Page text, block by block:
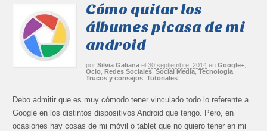
Cómo quitar los
álbumes picasa de mi
android
por Silvia Galiana el 30 septiembre, 2014 en Google+
Ocio ,Redes Sociales,Social Media,Tecnología
Trucos y consejos ,Tutoriales
Debo admitir que es muy cómodo tener vinculado todo lo referente a
Google en los distintos dispositivos Android que tengo. Pero, en
ocasiones hay cosas de mi móvil o tablet que no quiero tener en mi